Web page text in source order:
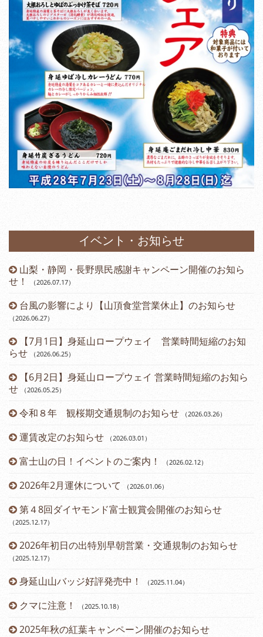
イベント・お知らせ
山梨・静岡・長野県民感謝キャンペーン開催のお知ら
せ！
（2026.07.17）
台風の影響により【山頂食堂営業休止】のお知らせ
（2026.06.27）
【7月1日】身延山ロープウェイ 営業時間短縮のお知
らせ
（2026.06.25）
【6月2日】身延山ロープウェイ 営業時間短縮のお知ら
せ
（2026.05.25）
令和８年 観桜期交通規制のお知らせ （2026.03.26）
運賃改定のお知らせ （2026.03.01 ）
富士山の日！イベントのご案内！ （2026.02.12）
2026年2月運休について （2026.01.06）
第４8回ダイヤモンド富士観賞会開催のお知らせ
（2025.12.17）
2026年初日の出特別早朝営業・交通規制のお知らせ
（2025.12.17）
身延山山バッジ好評発売中！ （2025.11.04）
クマに注意！ （2025.10.18）
2025年秋の紅葉キャンペーン開催のお知らせ